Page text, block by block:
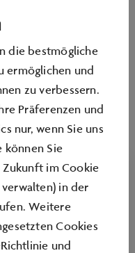
überraschend
ein Bulli mit
passenden Sounds.
die bestmögliche
ermöglichen und
zu verbessern.
Präferenzen und
nur, wenn Sie uns
können Sie
im Cookie
in der
Weitere
Cookies
und